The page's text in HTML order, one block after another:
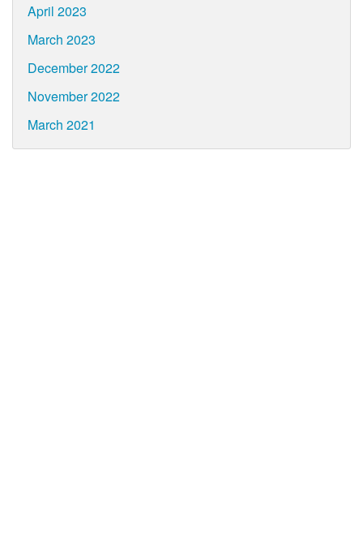
April 2023
March 2023
December 2022
November 2022
March 2021